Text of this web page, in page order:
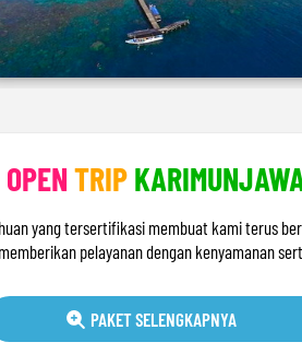
OPENTRIP
yang tersertifikasi membuat kami terus
pelayanan dengan kenyamanan
PAKET SELENGKAPNYA